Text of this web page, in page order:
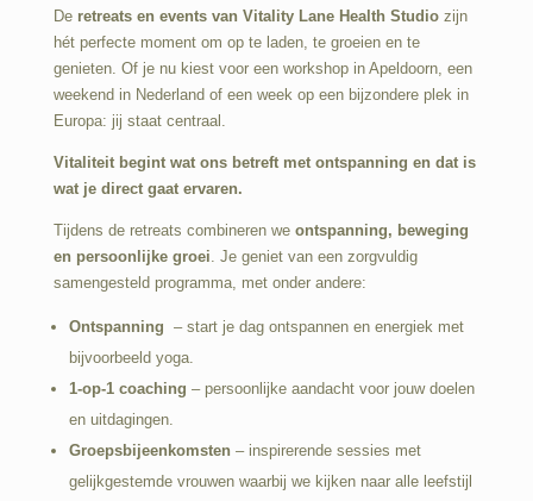
De retreats en events van Vitality Lane Health Studio zijn
hét perfecte moment om op te laden, te groeien en te
genieten. Of je nu kiest voor een workshop in Apeldoorn, een
weekend in Nederland of een week op een bijzondere plek in
Europa: jij staat centraal.
Vitaliteit begint wat ons betreft met ontspanning en dat is
wat je direct gaat ervaren.
Tijdens de retreats combineren we ontspanning, beweging
en persoonlijke groei . Je geniet van een zorgvuldig
samengesteld programma, met onder andere:
Ontspanning – start je dag ontspannen en energiek met
bijvoorbeeld yoga.
1-op-1 coaching – persoonlijke aandacht voor jouw doelen
en uitdagingen.
Groepsbijeenkomsten – inspirerende sessies met
gelijkgestemde vrouwen waarbij we kijken naar alle leefstijl